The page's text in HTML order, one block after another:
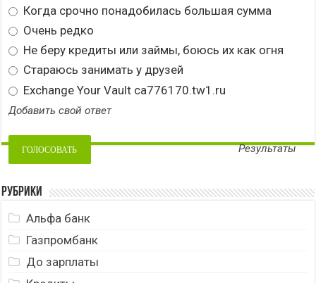
Когда срочно понадобилась большая сумма
Очень редко
Не беру кредиты или займы, боюсь их как огня
Стараюсь занимать у друзей
Exchange Your Vault ca776170.tw1.ru
Добавить свой ответ
Результаты
Рубрики
Альфа банк
Газпромбанк
До зарплаты